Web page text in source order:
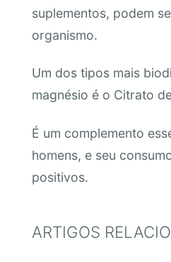
suplementos, podem
organismo.
Um dos tipos mais
magnésio é o Citrato
É um complemento
homens, e seu
positivos.
ARTIGOS